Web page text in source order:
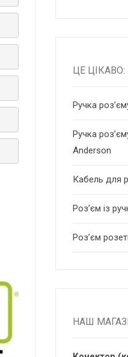
ЦЕ ЦІКАВО:
Ручка
Ручка
Anderson
Кабель для
Роз’єм із
Роз’єм
НАШ